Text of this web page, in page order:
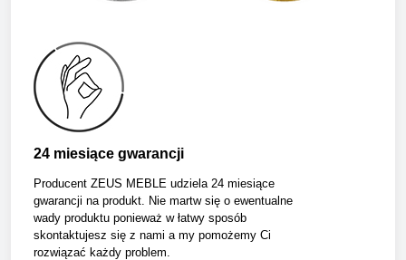
24 miesiące gwarancji
Producent ZEUS MEBLE udziela 24 miesiące
gwarancji na produkt. Nie martw się o ewentualne
wady produktu ponieważ w łatwy sposób
skontaktujesz się z nami a my pomożemy Ci
rozwiązać każdy problem.